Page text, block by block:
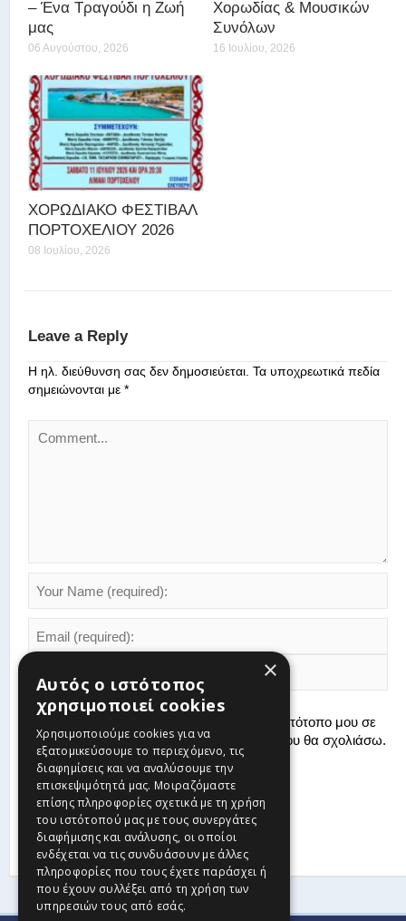
– Ένα Τραγούδι η Ζωή
μας
06 Αυγούστου, 2026
Χορωδίας & Μουσικών
Συνόλων
16 Ιουλίου, 2026
ΧΟΡΩΔΙΑΚΟ ΦΕΣΤΙΒΑΛ
ΠΟΡΤΟΧΕΛΙΟΥ 2026
08 Ιουλίου, 2026
Leave a Reply
Η ηλ. διεύθυνση σας δεν δημοσιεύεται. Τα υποχρεωτικά πεδία
σημειώνονται με *
Αποθήκευσε το όνομά μου, email, και τον ιστότοπο μου σε
αυτόν τον πλοηγό για την επόμενη φορά που θα σχολιάσω.
×
Αυτός ο ιστότοπος
χρησιμοποιεί cookies
Χρησιμοποιούμε cookies για να
εξατομικεύσουμε το περιεχόμενο, τις
διαφημίσεις και να αναλύσουμε την
επισκεψιμότητά μας. Μοιραζόμαστε
επίσης πληροφορίες σχετικά με τη χρήση
του ιστότοπού μας με τους συνεργάτες
διαφήμισης και ανάλυσης, οι οποίοι
ενδέχεται να τις συνδυάσουν με άλλες
πληροφορίες που τους έχετε παράσχει ή
που έχουν συλλέξει από τη χρήση των
υπηρεσιών τους από εσάς.